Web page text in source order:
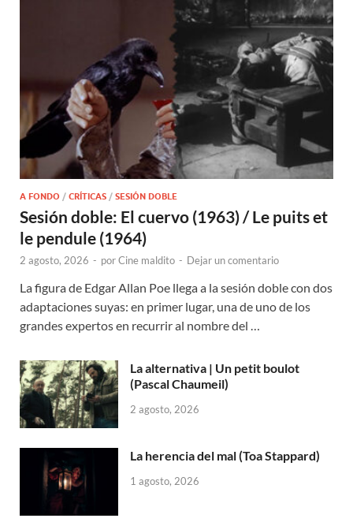
A FONDO / CRÍTICAS / SESIÓN DOBLE
Sesión doble: El cuervo (1963) / Le puits et
le pendule (1964)
2 agosto, 2026 - porCine maldito - Dejar un comentario
La figura de Edgar Allan Poe llega a la sesión doble con dos
adaptaciones suyas: en primer lugar, una de uno de los
grandes expertos en recurrir al nombre del …
La alternativa | Un petit boulot
(Pascal Chaumeil)
2 agosto, 2026
La herencia del mal (Toa Stappard)
1 agosto, 2026